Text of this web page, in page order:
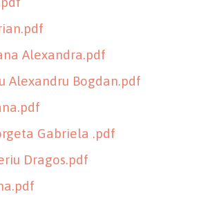
Alexandra.pdf
Alexandru Bogdan.pdf
Gabriela .pdf
Dragos.pdf